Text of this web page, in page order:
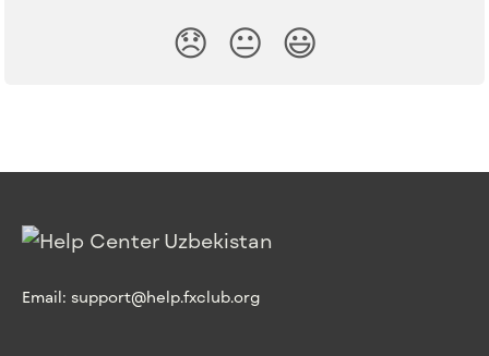
😞 😐 😃
Email: support@help.fxclub.org